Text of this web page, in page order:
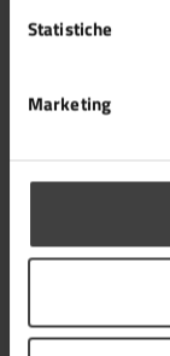
Statistiche
Marketing
Aree amministrative
Enti e fondazioni
Politici